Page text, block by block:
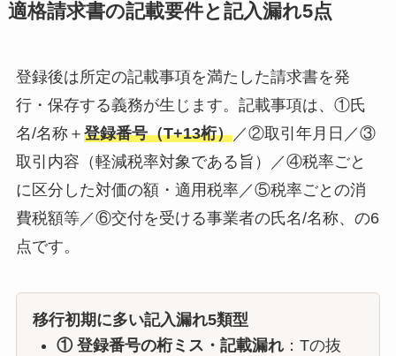
適格請求書の記載要件と記入漏れ5点
登録後は所定の記載事項を満たした請求書を発
行・保存する義務が生じます。記載事項は、①氏
名/名称＋ 登録番号（T+13桁）／②取引年月日／③
取引内容（軽減税率対象である旨）／④税率ごと
に区分した対価の額・適用税率／⑤税率ごとの消
費税額等／⑥交付を受ける事業者の氏名/名称、の6
点です。
移行初期に多い記入漏れ5類型
① 登録番号の桁ミス・記載漏れ：Tの抜